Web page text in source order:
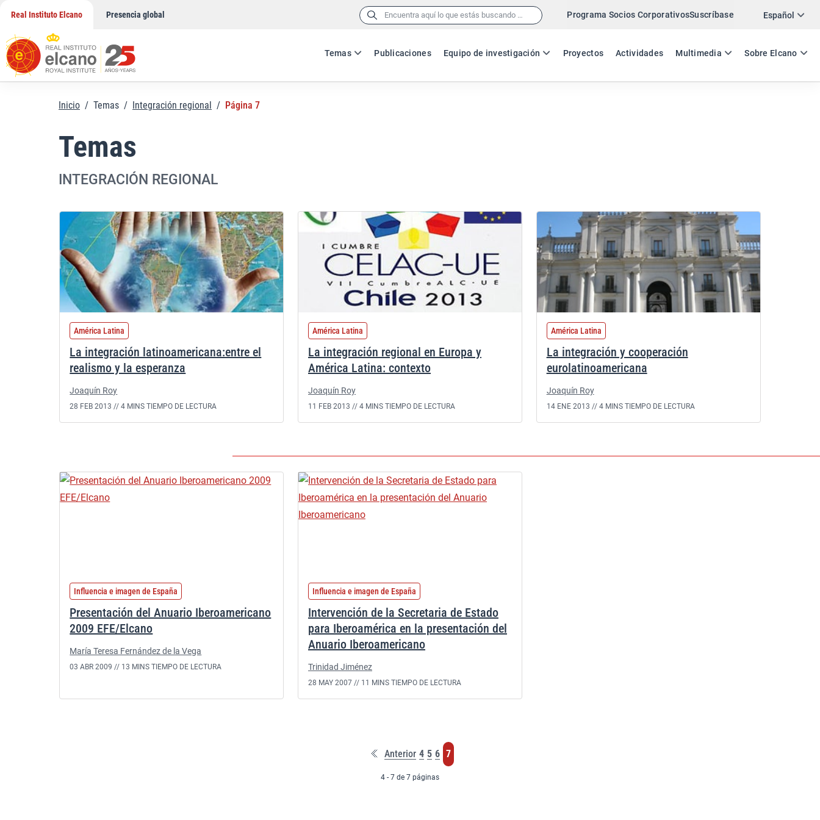
contenido
Real Instituto Elcano Presencia global Buscar: Programa Socios CorporativosSuscríbase Español
ES EN
Temas Publicaciones Equipo de investigación Proyectos Actividades Multimedia Sobre Elcano
Inicio / Temas / Integración regional / Página 7
Temas
INTEGRACIÓN REGIONAL
América Latina
La integración latinoamericana:entre el
realismo y la esperanza
Joaquín Roy
28 FEB 2013 //4 MINS TIEMPO DE LECTURA
América Latina
La integración regional en Europa y
América Latina: contexto
Joaquín Roy
11 FEB 2013 // 4 MINS TIEMPO DE LECTURA
América Latina
La integración y cooperación
eurolatinoamericana
Joaquín Roy
14 ENE 2013 // 4 MINS TIEMPO DE LECTURA
Influencia e imagen de España
Presentación del Anuario Iberoamericano
2009 EFE/Elcano
María Teresa Fernández de la Vega
03 ABR 2009 // 13 MINS TIEMPO DE LECTURA
Influencia e imagen de España
Intervención de la Secretaria de Estado
para Iberoamérica en la presentación del
Anuario Iberoamericano
Trinidad Jiménez
28 MAY 2007 // 11 MINS TIEMPO DE LECTURA
Primera
página
Anterior Página
4 Página
5 Página
6 Página
7
4 - 7 de 7 páginas